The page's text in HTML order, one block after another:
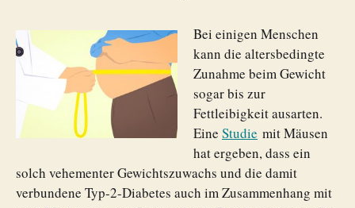
Bei einigen Menschen
kann die altersbedingte
Zunahme beim Gewicht
sogar bis zur
Fettleibigkeit ausarten.
Eine Studie mit Mäusen
hat ergeben, dass ein
solch vehementer Gewichtszuwachs und die damit
verbundene Typ-2-Diabetes auch im Zusammenhang mit